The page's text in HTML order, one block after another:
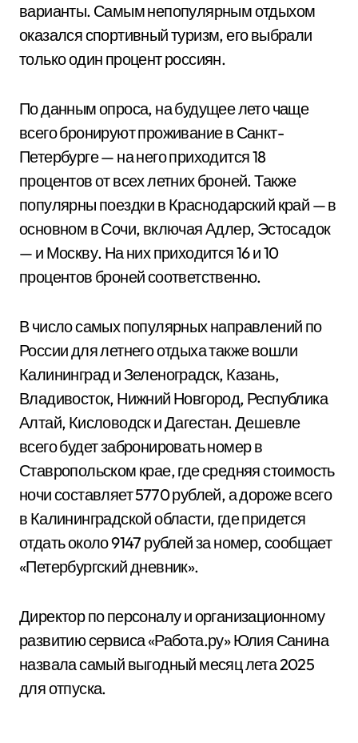
варианты. Самым непопулярным отдыхом
оказался спортивный туризм, его выбрали
только один процент россиян.
По данным опроса, на будущее лето чаще
всего бронируют проживание в Санкт-
Петербурге — на него приходится 18
процентов от всех летних броней. Также
популярны поездки в Краснодарский край — в
основном в Сочи, включая Адлер, Эстосадок
— и Москву. На них приходится 16 и 10
процентов броней соответственно.
В число самых популярных направлений по
России для летнего отдыха также вошли
Калининград и Зеленоградск, Казань,
Владивосток, Нижний Новгород, Республика
Алтай, Кисловодск и Дагестан. Дешевле
всего будет забронировать номер в
Ставропольском крае, где средняя стоимость
ночи составляет 5770 рублей, а дороже всего
в Калининградской области, где придется
отдать около 9147 рублей за номер, сообщает
«Петербургский дневник».
Директор по персоналу и организационному
развитию сервиса «Работа.ру» Юлия Санина
назвала самый выгодный месяц лета 2025
для отпуска.